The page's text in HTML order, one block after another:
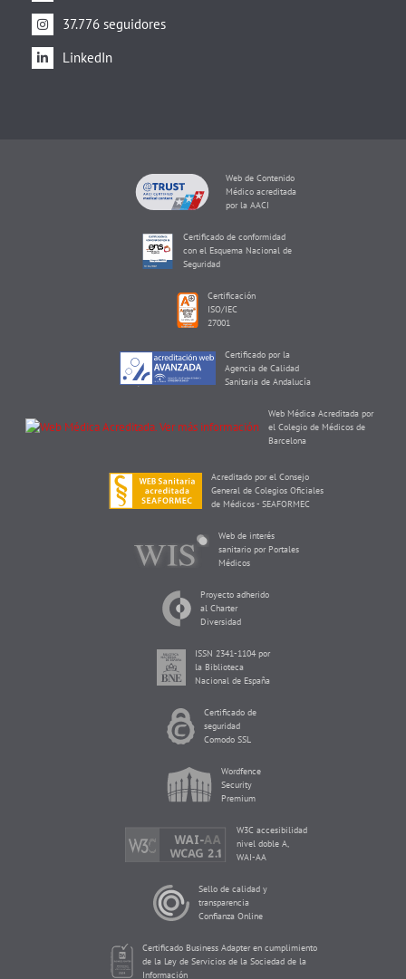
37.776 seguidores
LinkedIn
Web de Contenido
Médico acreditada
por la AACI
Certificado de conformidad
con el Esquema Nacional de
Seguridad
Certificación
ISO/IEC
27001
Certificado por la
Agencia de Calidad
Sanitaria de Andalucía
Web Médica Acreditada por
el Colegio de Médicos de
Barcelona
Acreditado por el Consejo
General de Colegios Oficiales
de Médicos - SEAFORMEC
Web de interés
sanitario por Portales
Médicos
Proyecto adherido
al Charter
Diversidad
ISSN 2341-1104 por
la Biblioteca
Nacional de España
Certificado de
seguridad
Comodo SSL
Wordfence
Security
Premium
W3C accesibilidad
nivel doble A,
WAI-AA
Sello de calidad y
transparencia
Confianza Online
Certificado Business Adapter en cumplimiento
de la Ley de Servicios de la Sociedad de la
Información